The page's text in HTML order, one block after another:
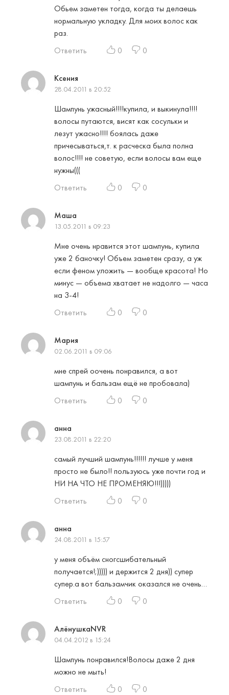
Обьем заметен тогда, когда ты делаешь
нормальную укладку. Для моих волос как
раз.
Ответить
0 0
Ксения
28.04.2011 в 20:52
Шампунь ужасный!!!!купила, и выкинула!!!!
волосы путаются, висят как сосульки и
лезут ужасно!!!! боялась даже
причесываться,т. к расческа была полна
волос!!!! не советую, если волосы вам еще
нужны(((
Ответить
0 0
Маша
13.05.2011 в 09:23
Мне очень нравится этот шампунь, купила
уже 2 баночку! Объем заметен сразу, а уж
если феном уложить — вообще красота! Но
минус — объема хватает не надолго — часа
на 3-4!
Ответить
0 0
Мария
02.06.2011 в 09:06
мне спрей оочень понравился, а вот
шампунь и бальзам ещё не пробовала)
Ответить
0 0
анна
23.08.2011 в 22:20
самый лучший шампунь!!!!!! лучше у меня
просто не было!! пользуюсь уже почти год и
НИ НА ЧТО НЕ ПРОМЕНЯЮ!!!)))))
Ответить
0 0
анна
24.08.2011 в 15:57
у меня объём сногсшибательный
получается!;))))) и держится 2 дня)) супер
супер.а вот бальзамчик оказался не очень…
Ответить
0 0
АлёнушкаNVR
04.04.2012 в 15:24
Шампунь понравился!Волосы даже 2 дня
можно не мыть!
Ответить
0 0